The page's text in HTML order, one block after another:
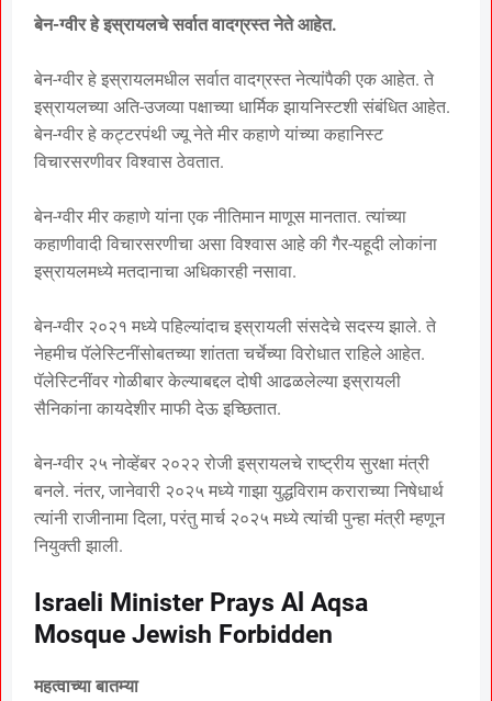
बेन-ग्वीर हे इस्रायलचे सर्वात वादग्रस्त नेते आहेत.
बेन-ग्वीर हे इस्रायलमधील सर्वात वादग्रस्त नेत्यांपैकी एक आहेत. ते
इस्रायलच्या अति-उजव्या पक्षाच्या धार्मिक झायनिस्टशी संबंधित आहेत.
बेन-ग्वीर हे कट्टरपंथी ज्यू नेते मीर कहाणे यांच्या कहानिस्ट
विचारसरणीवर विश्वास ठेवतात.
बेन-ग्वीर मीर कहाणे यांना एक नीतिमान माणूस मानतात. त्यांच्या
कहाणीवादी विचारसरणीचा असा विश्वास आहे की गैर-यहूदी लोकांना
इस्रायलमध्ये मतदानाचा अधिकारही नसावा.
बेन-ग्वीर २०२१ मध्ये पहिल्यांदाच इस्रायली संसदेचे सदस्य झाले. ते
नेहमीच पॅलेस्टिनींसोबतच्या शांतता चर्चेच्या विरोधात राहिले आहेत.
पॅलेस्टिनींवर गोळीबार केल्याबद्दल दोषी आढळलेल्या इस्रायली
सैनिकांना कायदेशीर माफी देऊ इच्छितात.
बेन-ग्वीर २५ नोव्हेंबर २०२२ रोजी इस्रायलचे राष्ट्रीय सुरक्षा मंत्री
बनले. नंतर, जानेवारी २०२५ मध्ये गाझा युद्धविराम कराराच्या निषेधार्थ
त्यांनी राजीनामा दिला, परंतु मार्च २०२५ मध्ये त्यांची पुन्हा मंत्री म्हणून
नियुक्ती झाली.
Israeli Minister Prays Al Aqsa
Mosque Jewish Forbidden
महत्वाच्या बातम्या